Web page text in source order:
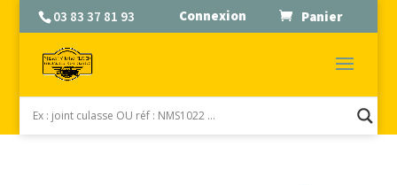
03 83 37 81 93 Connexion Panier